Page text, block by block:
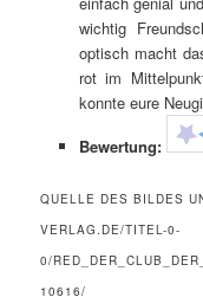
wichtig
optisch macht
rot im
konnte eure
Bewertung:
QUELLE DES BILDES
VERLAG.DE/TITEL-0-
0/
10616/